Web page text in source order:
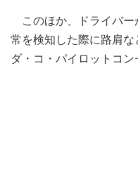
このほか、ドライバー
常を検知した際に路肩
ダ・コ・パイロットコン